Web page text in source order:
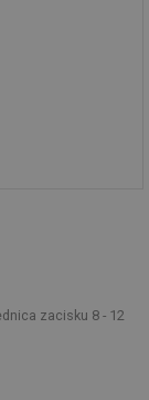
zacisku 8 - 12